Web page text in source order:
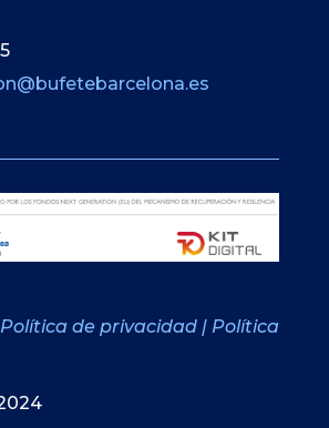
Política de privacidad | Política